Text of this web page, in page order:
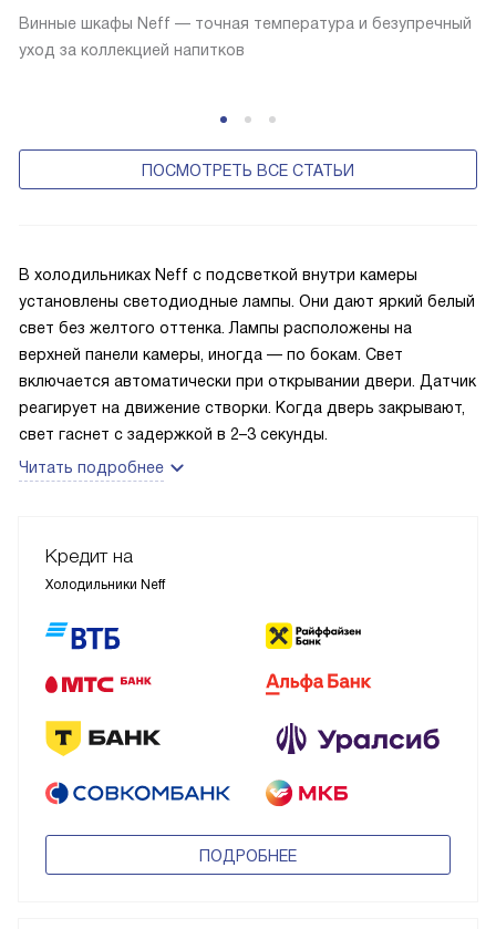
Винные шкафы Neff — точная температура и безупречный
уход за коллекцией напитков
ПОСМОТРЕТЬ ВСЕ СТАТЬИ
В холодильниках Neff с подсветкой внутри камеры
установлены светодиодные лампы. Они дают яркий белый
свет без желтого оттенка. Лампы расположены на
верхней панели камеры, иногда — по бокам. Свет
включается автоматически при открывании двери. Датчик
реагирует на движение створки. Когда дверь закрывают,
свет гаснет с задержкой в 2–3 секунды.
Читать подробнее
Кредит на
Холодильники Neff
ПОДРОБНЕЕ